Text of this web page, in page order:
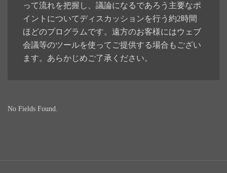
って流れを把握し、議論になるであろう主要なポ
イントについてディスカッションを行う約2時間
ほどのプログラムです。遠方のお客様にはウェブ
会議等のツールを使ってご提供する場合もござい
ます。あらかじめご了承ください。
No Fields Found.